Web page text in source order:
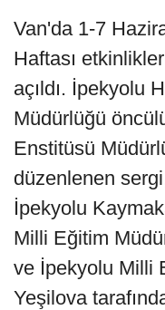
Van'da 1-7
Haftası
açıldı. İpekyolu
Müdürlüğü
Enstitüsü
düzenlenen
İpekyolu
Milli Eğitim
ve İpekyolu Milli
Yeşilova